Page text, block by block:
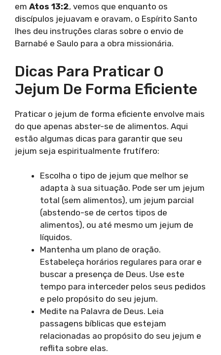
em Atos 13:2, vemos que enquanto os
discípulos jejuavam e oravam, o Espírito Santo
lhes deu instruções claras sobre o envio de
Barnabé e Saulo para a obra missionária.
Dicas Para Praticar O
Jejum De Forma Eficiente
Praticar o jejum de forma eficiente envolve mais
do que apenas abster-se de alimentos. Aqui
estão algumas dicas para garantir que seu
jejum seja espiritualmente frutífero:
Escolha o tipo de jejum que melhor se
adapta à sua situação. Pode ser um jejum
total (sem alimentos), um jejum parcial
(abstendo-se de certos tipos de
alimentos), ou até mesmo um jejum de
líquidos.
Mantenha um plano de oração.
Estabeleça horários regulares para orar e
buscar a presença de Deus. Use este
tempo para interceder pelos seus pedidos
e pelo propósito do seu jejum.
Medite na Palavra de Deus. Leia
passagens bíblicas que estejam
relacionadas ao propósito do seu jejum e
reflita sobre elas.